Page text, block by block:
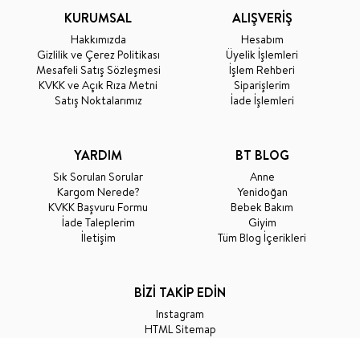
KURUMSAL
Hakkımızda
Gizlilik ve Çerez Politikası
Mesafeli Satış Sözleşmesi
KVKK ve Açık Rıza Metni
Satış Noktalarımız
ALIŞVERİŞ
Hesabım
Üyelik İşlemleri
İşlem Rehberi
Siparişlerim
İade İşlemleri
YARDIM
Sık Sorulan Sorular
Kargom Nerede?
KVKK Başvuru Formu
İade Taleplerim
İletişim
BT BLOG
Anne
Yenidoğan
Bebek Bakım
Giyim
Tüm Blog İçerikleri
BİZİ TAKİP EDİN
Instagram
HTML Sitemap